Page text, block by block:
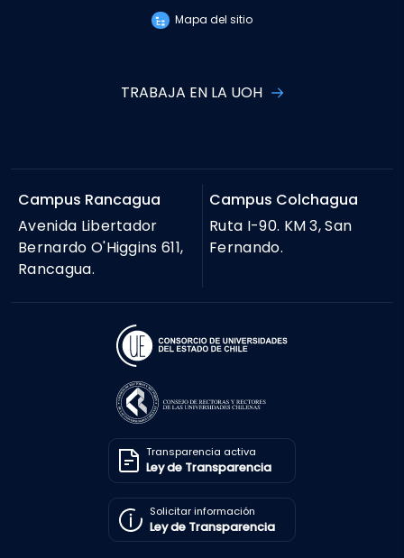
Mapa del sitio
TRABAJA EN LA UOH
Campus Rancagua
Avenida Libertador
Bernardo O'Higgins 611,
Rancagua.
Campus Colchagua
Ruta I-90. KM 3, San
Fernando.
Transparencia activa
Ley de Transparencia
Solicitar información
Ley de Transparencia